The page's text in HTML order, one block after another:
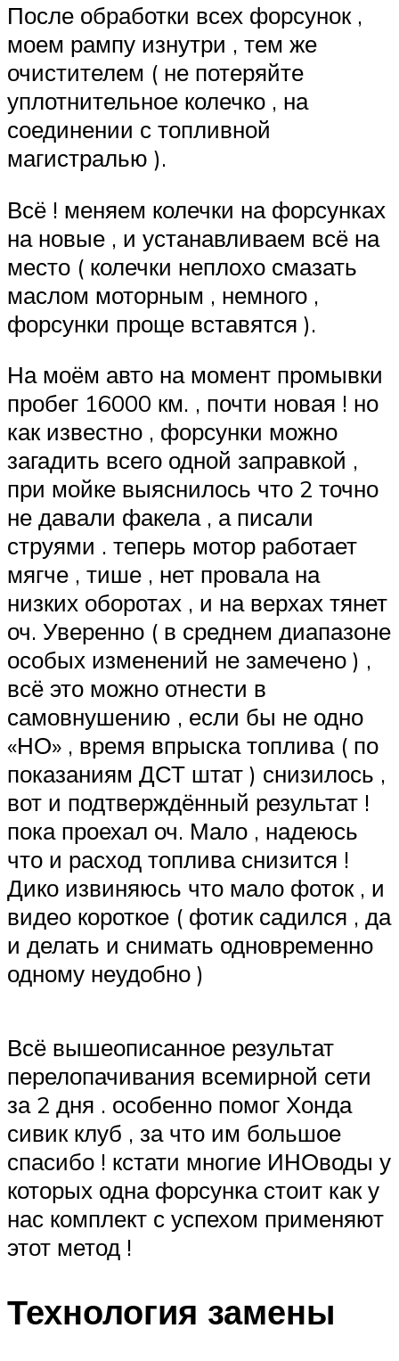
После обработки всех форсунок ,
моем рампу изнутри , тем же
очистителем ( не потеряйте
уплотнительное колечко , на
соединении с топливной
магистралью ).
Всё ! меняем колечки на форсунках
на новые , и устанавливаем всё на
место ( колечки неплохо смазать
маслом моторным , немного ,
форсунки проще вставятся ).
На моём авто на момент промывки
пробег 16000 км. , почти новая ! но
как известно , форсунки можно
загадить всего одной заправкой ,
при мойке выяснилось что 2 точно
не давали факела , а писали
струями . теперь мотор работает
мягче , тише , нет провала на
низких оборотах , и на верхах тянет
оч. Уверенно ( в среднем диапазоне
особых изменений не замечено ) ,
всё это можно отнести в
самовнушению , если бы не одно
«НО» , время впрыска топлива ( по
показаниям ДСТ штат ) снизилось ,
вот и подтверждённый результат !
пока проехал оч. Мало , надеюсь
что и расход топлива снизится !
Дико извиняюсь что мало фоток , и
видео короткое ( фотик садился , да
и делать и снимать одновременно
одному неудобно )
Всё вышеописанное результат
перелопачивания всемирной сети
за 2 дня . особенно помог Хонда
сивик клуб , за что им большое
спасибо ! кстати многие ИНОводы у
которых одна форсунка стоит как у
нас комплект с успехом применяют
этот метод !
Технология замены